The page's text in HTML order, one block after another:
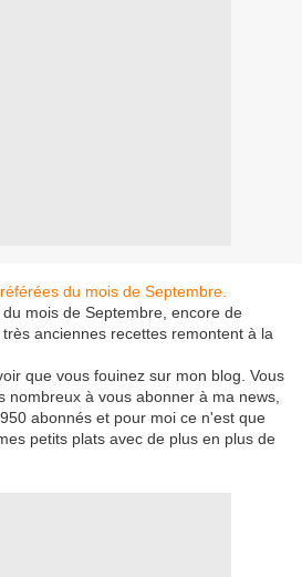
mois de Septembre, encore de
anciennes recettes remontent à la
que vous fouinez sur mon blog. Vous
nombreux à vous abonner à ma news,
abonnés et pour moi ce n'est que
petits plats avec de plus en plus de